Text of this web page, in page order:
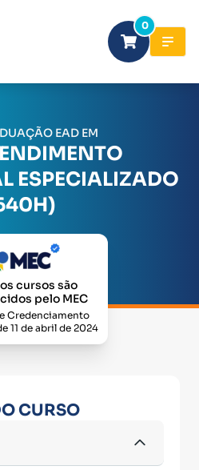
0
EAD EM
ESPECIALIZADO
cursos são
pelo MEC
Credenciamento
11 de abril de 2024
CURSO